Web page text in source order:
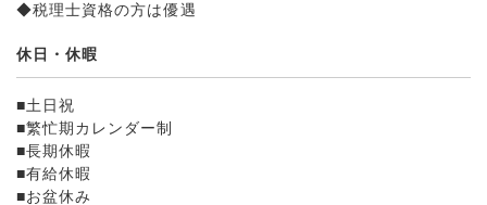
◆税理士資格の方は優遇
休日・休暇
■土日祝
■繁忙期カレンダー制
■長期休暇
■有給休暇
■お盆休み